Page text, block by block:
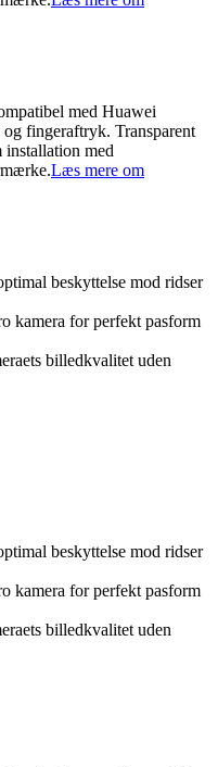
med Huawei
fingeraftryk. Transparent
med
Læs mere om
beskyttelse mod ridser
kamera for perfekt pasform
billedkvalitet uden
beskyttelse mod ridser
kamera for perfekt pasform
billedkvalitet uden